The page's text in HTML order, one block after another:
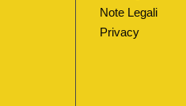
Note Legali
Privacy